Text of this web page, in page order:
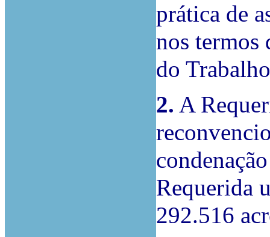
prática de
nos termos
do
2. A
Requerida
292.516